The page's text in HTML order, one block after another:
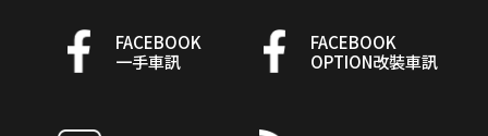
FACEBOOK
一手車訊
FACEBOOK
OPTION改裝車訊